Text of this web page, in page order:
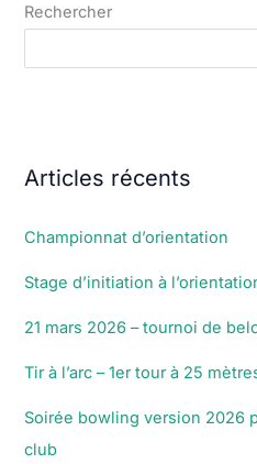
Charmont
Rechercher
Articles récents
Championnat d’orientation
Stage d’initiation à
21 mars 2026 – tournoi de
Tir à l’arc – 1er tour à 25
Soirée bowling version 2026
club